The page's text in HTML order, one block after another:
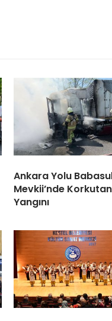
Ankara Yolu
Mevkii’nde Korkutan
Yangını